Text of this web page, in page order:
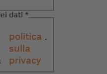
dati *
politica
sulla
privacy
.